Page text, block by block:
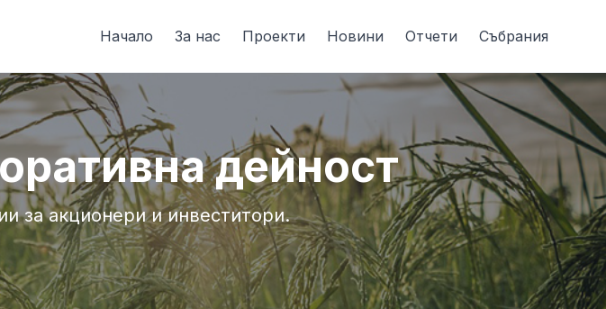
Начало За нас Проекти Новини Отчети Събрания
дейност
за акционери и инвеститори.